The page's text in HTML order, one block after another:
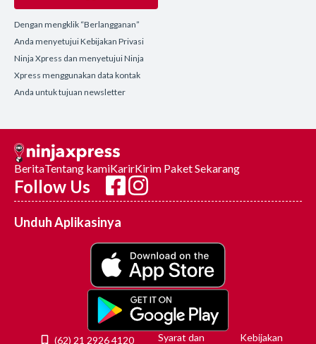
Dengan mengklik “Berlangganan”
Anda menyetujui Kebijakan Privasi
Ninja Xpress dan menyetujui Ninja
Xpress menggunakan data kontak
Anda untuk tujuan newsletter
BeritaTentang kamiKarirKirim Paket Sekarang
Follow Us
Unduh Aplikasinya
(62) 21 2926 4120
Syarat dan
Kebijakan